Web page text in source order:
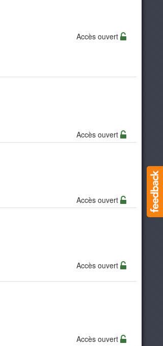
Accès ouvert
Accès ouvert
Accès ouvert
Accès ouvert
Accès ouvert